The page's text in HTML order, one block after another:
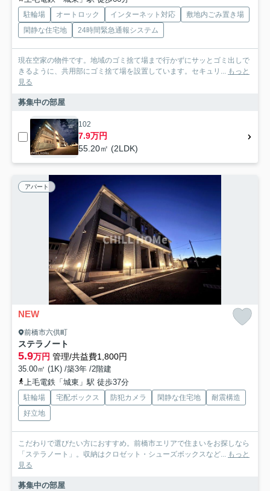
駐輪場 オートロック インターネット対応
敷地内ごみ置き場
閑静な住宅地
24時間緊急通報システム
現在空家の物件です。地域のゴミ捨て場まで行かずにサッとゴミ出しで
きるように、共用部にゴミ捨て場を設置しています。セキュリ... もっと
見る
募集中の部屋
102
7.9万円
55.20㎡ (2LDK)
アパート
NEW
前橋市六供町
ステラノート
5.9万円 管理/共益費1,800円
35.00㎡ (1K) /築3年 /2階建
上毛電鉄「城東」駅 徒歩37分
駐輪場 宅配ボックス 防犯カメラ 閑静な住宅地
耐震構造
好立地
こだわりで選びたい方におすすめ。前橋市エリアで住まいをお探しなら
「ステラノート」。収納はクロゼット・シューズボックスなど... もっと
見る
募集中の部屋